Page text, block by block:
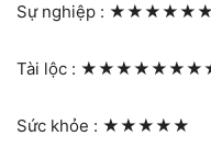
Sự nghiệp :
Tài lộc :
Sức khỏe : ★★★★★